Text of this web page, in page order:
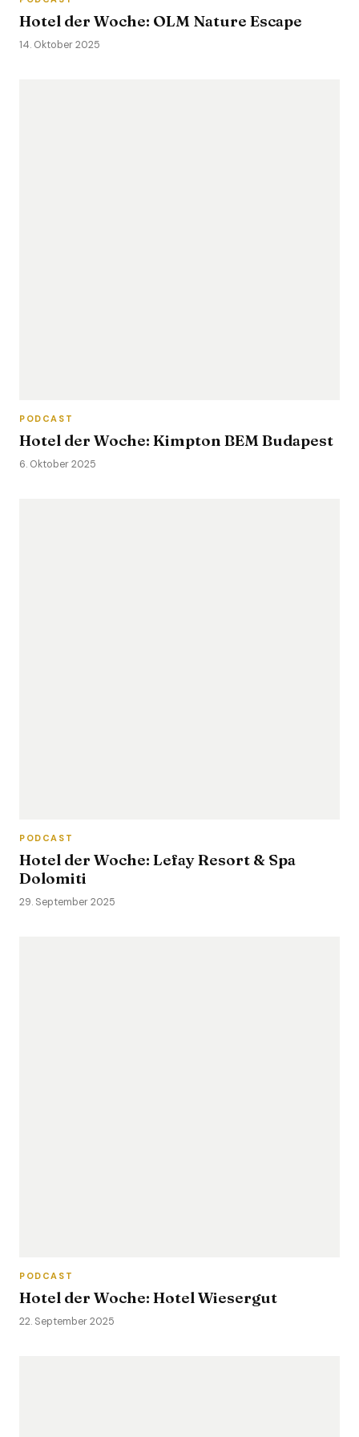
Hotel der Woche: OLM Nature Escape
14. Oktober 2025
PODCAST
Hotel der Woche: Kimpton BEM Budapest
6. Oktober 2025
PODCAST
Hotel der Woche: Lefay Resort & Spa
Dolomiti
29. September 2025
PODCAST
Hotel der Woche: Hotel Wiesergut
22. September 2025